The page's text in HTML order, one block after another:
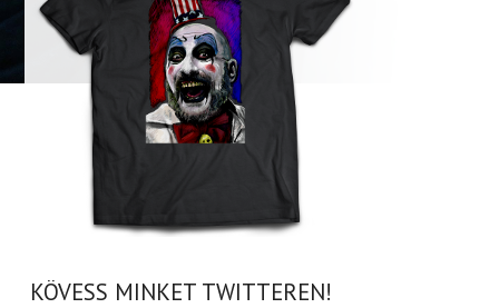
KÖVESS MINKET TWITTEREN!